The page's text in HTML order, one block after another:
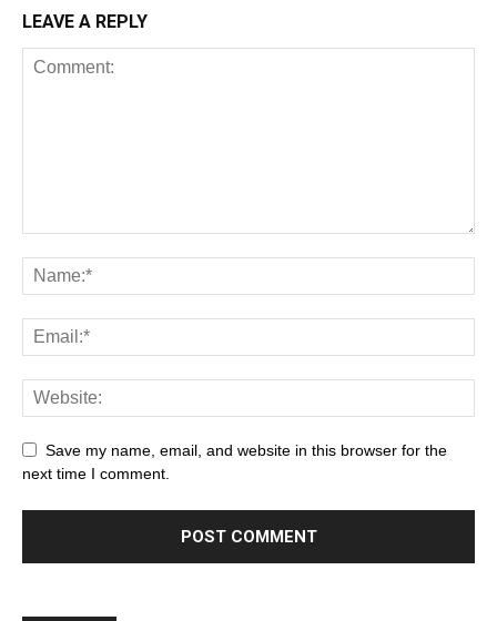
LEAVE A REPLY
Save my name, email, and website in this browser for the
next time I comment.